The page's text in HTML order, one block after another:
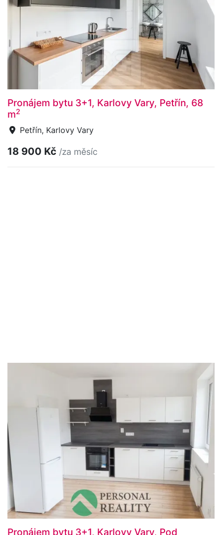
Pronájem bytu 3+1, Karlovy Vary, Petřín, 68
m2
Petřín, Karlovy Vary
18 900 Kč /za měsíc
Pronájem bytu 3+1, Karlovy Vary, Pod